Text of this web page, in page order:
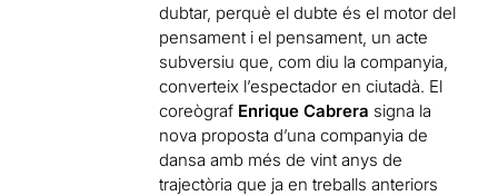
dubtar, perquè el dubte és el motor del
pensament i el pensament, un acte
subversiu que, com diu la companyia,
converteix l’espectador en ciutadà. El
coreògraf Enrique Cabrera signa la
nova proposta d’una companyia de
dansa amb més de vint anys de
trajectòria que ja en treballs anteriors